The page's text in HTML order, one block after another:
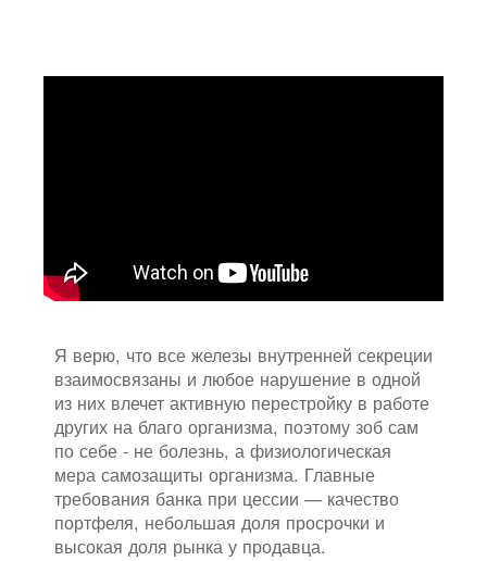
Я верю, что все железы внутренней секреции
взаимосвязаны и любое нарушение в одной
из них влечет активную перестройку в работе
других на благо организма, поэтому зоб сам
по себе - не болезнь, а физиологическая
мера самозащиты организма. Главные
требования банка при цессии — качество
портфеля, небольшая доля просрочки и
высокая доля рынка у продавца.